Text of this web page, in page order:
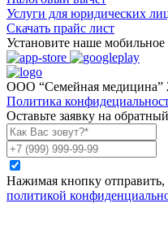
Услуги для юридических
Скачать прайс лист
Установите наше
ООО “Семейная медицина”
Политика
Оставьте заявку на
Нажимая кнопку отправить,
политикой